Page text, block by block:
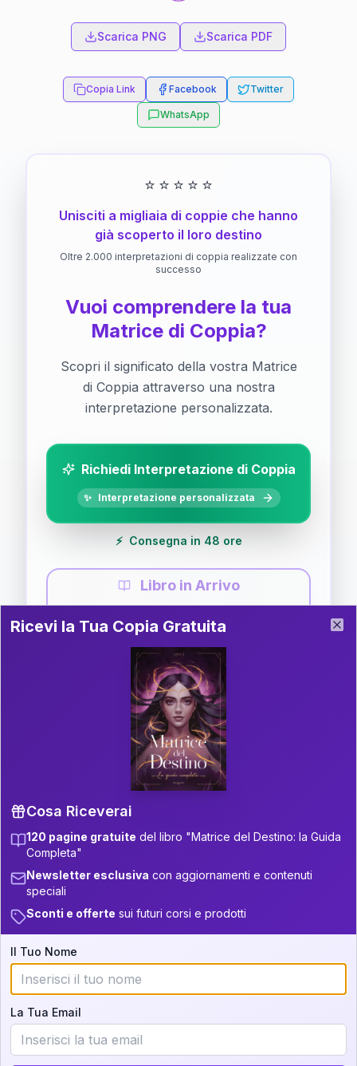
Scarica PNG Scarica PDF
Copia Link Facebook Twitter
WhatsApp
⭐ ⭐ ⭐ ⭐ ⭐
Unisciti a migliaia di coppie che hanno
già scoperto il loro destino
Oltre 2.000 interpretazioni di coppia realizzate con
successo
Vuoi comprendere la tua
Matrice di Coppia?
Scopri il significato della vostra Matrice
di Coppia attraverso una nostra
interpretazione personalizzata.
Richiedi Interpretazione di Coppia
✨ Interpretazione personalizzata
⚡ Consegna in 48 ore
Libro in Arrivo
Guida completa di Coppia
Il libro è in fase di scrittura. Iscriviti alla newsletter
per ricevere aggiornamenti!
P.S. Interpretazione parziale
gratuita
Scorri più in basso per vedere
un'interpretazione parziale gratuita della tua
Iscriviti alla newsletter per ricevere
aggiornamenti quando sarà disponibile.
Cosa scoprirete nella vostra
interpretazione:
💕 Come rafforzare la vostra unione
Ricevi la Tua Copia Gratuita del Libro
Ricevi la Tua Copia Gratuita
Cosa Riceverai
120 pagine gratuite del libro "Matrice del Destino: la Guida
Completa"
Newsletter esclusiva con aggiornamenti e contenuti
speciali
Sconti e offerte sui futuri corsi e prodotti
Il Tuo Nome
La Tua Email